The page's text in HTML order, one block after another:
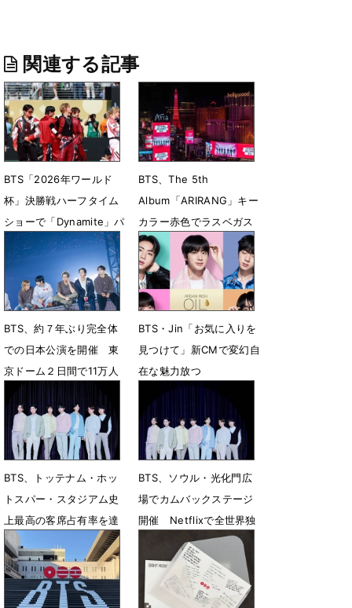
関連する記事
BTS「2026年ワールド
杯」決勝戦ハーフタイム
ショーで「Dynamite」パ
フォ
7月20日 13時03分
BTS、The 5th
Album「ARIRANG」キー
カラー赤色でラスベガス
全域を席巻
5月25日 22時00分
BTS、約７年ぶり完全体
での日本公演を開催 東
京ドーム２日間で11万人
を動員
4月19日 19時36分
BTS・Jin「お気に入りを
見つけて」新CMで変幻自
在な魅力放つ
4月1日 19時00分
BTS、トッテナム・ホッ
トスパー・スタジアム史
上最高の客席占有率を達
成
2月9日 14時00分
BTS、ソウル・光化門広
場でカムバックステージ
開催 Netflixで全世界独
2月3日 13時54分